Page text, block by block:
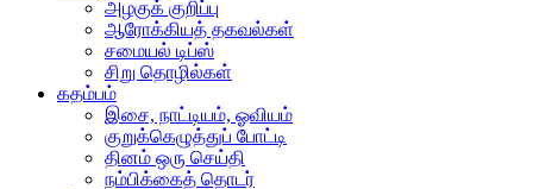
அழகுக் குறிப்பு
ஆரோக்கியத் தகவல்கள்
சமையல் டிப்ஸ்
சிறு தொழில்கள்
கதம்பம்
இசை, நாட்டியம், ஓவியம்
குறுக்கெழுத்துப் போட்டி
தினம் ஒரு செய்தி
நம்பிக்கைத் தொடர்